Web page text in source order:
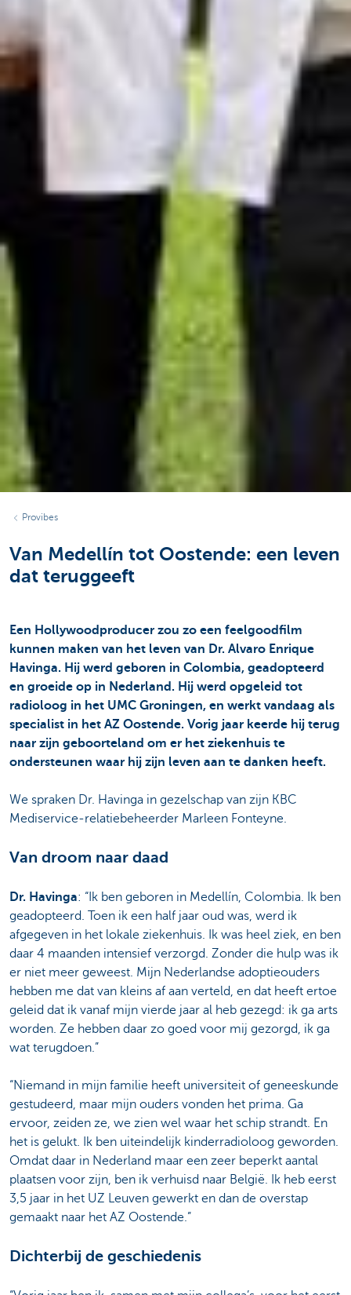
Provibes
Van Medellín tot Oostende: een leven
dat teruggeeft
Een Hollywoodproducer zou zo een feelgoodfilm
kunnen maken van het leven van Dr. Alvaro Enrique
Havinga. Hij werd geboren in Colombia, geadopteerd
en groeide op in Nederland. Hij werd opgeleid tot
radioloog in het UMC Groningen, en werkt vandaag als
specialist in het AZ Oostende. Vorig jaar keerde hij terug
naar zijn geboorteland om er het ziekenhuis te
ondersteunen waar hij zijn leven aan te danken heeft.
We spraken Dr. Havinga in gezelschap van zijn KBC
Mediservice-relatiebeheerder Marleen Fonteyne.
Van droom naar daad
Dr. Havinga: “Ik ben geboren in Medellín, Colombia. Ik ben
geadopteerd. Toen ik een half jaar oud was, werd ik
afgegeven in het lokale ziekenhuis. Ik was heel ziek, en ben
daar 4 maanden intensief verzorgd. Zonder die hulp was ik
er niet meer geweest. Mijn Nederlandse adoptieouders
hebben me dat van kleins af aan verteld, en dat heeft ertoe
geleid dat ik vanaf mijn vierde jaar al heb gezegd: ik ga arts
worden. Ze hebben daar zo goed voor mij gezorgd, ik ga
wat terugdoen.”
“Niemand in mijn familie heeft universiteit of geneeskunde
gestudeerd, maar mijn ouders vonden het prima. Ga
ervoor, zeiden ze, we zien wel waar het schip strandt. En
het is gelukt. Ik ben uiteindelijk kinderradioloog geworden.
Omdat daar in Nederland maar een zeer beperkt aantal
plaatsen voor zijn, ben ik verhuisd naar België. Ik heb eerst
3,5 jaar in het UZ Leuven gewerkt en dan de overstap
gemaakt naar het AZ Oostende.”
Dichterbij de geschiedenis